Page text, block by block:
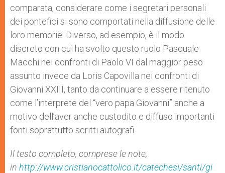
comparata, considerare come i segretari personali
dei pontefici si sono comportati nella diffusione delle
loro memorie. Diverso, ad esempio, è il modo
discreto con cui ha svolto questo ruolo Pasquale
Macchi nei confronti di Paolo VI dal maggior peso
assunto invece da Loris Capovilla nei confronti di
Giovanni XXIII, tanto da continuare a essere ritenuto
come l’interprete del “vero papa Giovanni” anche a
motivo dell’aver anche custodito e diffuso importanti
fonti soprattutto scritti autografi.
Il testo completo, comprese le note,
in http://www.cristianocattolico.it/catechesi/santi/gi